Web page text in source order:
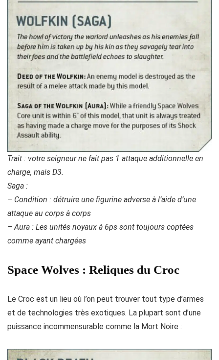
Trait : votre seigneur ne fait pas 1 attaque additionnelle en
charge, mais D3.
Saga :
– Condition : détruire une figurine adverse à l’aide d’une
attaque au corps à corps
– Aura : Les unités noyaux à 6ps sont toujours coptées
comme ayant chargées
Space Wolves : Reliques du Croc
Le Croc est un lieu où l’on peut trouver tout type d’armes
et de technologies très exotiques. La plupart sont d’une
puissance incommensurable comme la Mort Noire :